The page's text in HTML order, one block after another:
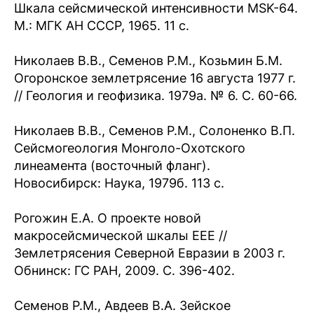
Шкала сейсмической интенсивности MSK-64.
М.: МГК АН СССР, 1965. 11 с.
Николаев В.В., Семенов Р.М., Козьмин Б.М.
Огоронское землетрясение 16 августа 1977 г.
// Геология и геофизика. 1979а. № 6. С. 60-66.
Николаев В.В., Семенов Р.М., Солоненко В.П.
Сейсмогеология Монголо-Охотского
линеамента (восточный фланг).
Новосибирск: Наука, 1979б. 113 с.
Рогожин Е.А. О проекте новой
макросейсмической шкалы EEE //
Землетрясения Северной Евразии в 2003 г.
Обнинск: ГС РАН, 2009. С. 396-402.
Семенов Р.М., Авдеев В.А. Зейское